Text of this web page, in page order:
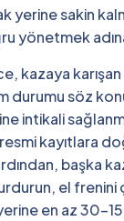
yerine sakin
yönetmek
kazaya
durumu söz
intikali
resmi kayıtlara
başka
el
en az 30-